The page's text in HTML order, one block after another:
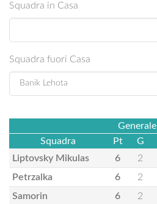
Squadra in Casa
Squadra fuori Casa
Generale
Squadra
Pt G
Liptovsky Mikulas
6 2
Petrzalka
6 2
Samorin
6 2